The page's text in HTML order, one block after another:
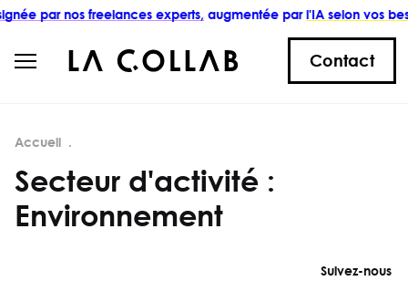
par nos freelances experts,augmentée parl'IA selon vos
Contact
Accueil
Secteur d'activité :
Environnement
Suivez-nous